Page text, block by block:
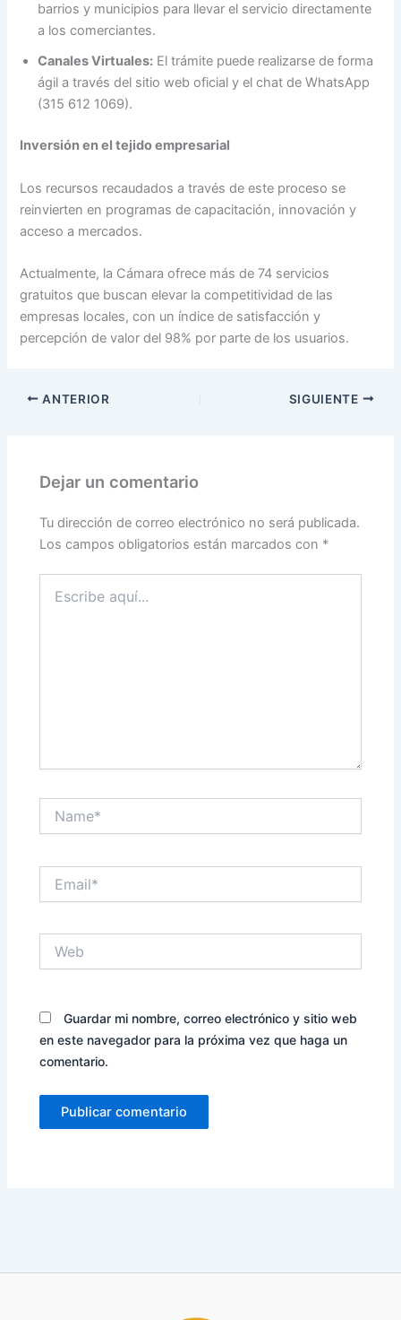
barrios y municipios para llevar el servicio directamente
a los comerciantes.
Canales Virtuales: El trámite puede realizarse de forma
ágil a través del sitio web oficial y el chat de WhatsApp
(315 612 1069).
Inversión en el tejido empresarial
Los recursos recaudados a través de este proceso se
reinvierten en programas de capacitación, innovación y
acceso a mercados.
Actualmente, la Cámara ofrece más de 74 servicios
gratuitos que buscan elevar la competitividad de las
empresas locales, con un índice de satisfacción y
percepción de valor del 98% por parte de los usuarios.
ANTERIOR SIGUIENTE
Dejar un comentario
Tu dirección de correo electrónico no será publicada.
Los campos obligatorios están marcados con *
aquí...
Guardar mi nombre, correo electrónico y sitio web
en este navegador para la próxima vez que haga un
comentario.